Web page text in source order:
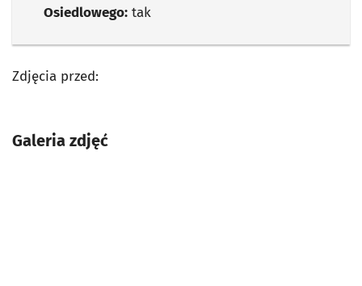
Osiedlowego: tak
Zdjęcia przed:
Galeria zdjęć